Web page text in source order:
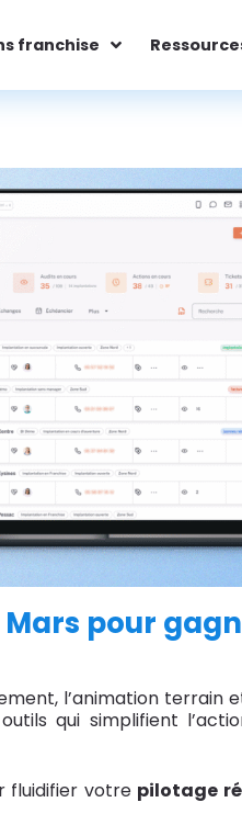
franchise
pour
l’animation terrain
qui simplifient
fluidifier votre pilotage